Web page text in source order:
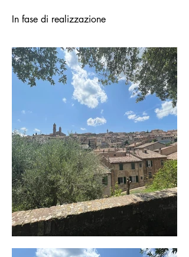
In fase di realizzazione